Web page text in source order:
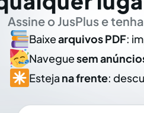
Assine o JusPlus e
Baixearquivos PDF:
Naveguesem
Esteja na frente: